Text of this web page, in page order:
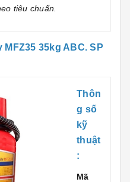
tiêu chuẩn.
35kg ABC. SP
Thôn
g số
kỹ
thuật
:
Mã